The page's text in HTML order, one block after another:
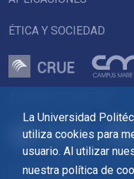
La Universidad
utiliza cookies para
usuario. Al utilizar
nuestra política de
Pza. del Cronista Isidoro Valverde
Edif. La Milagrosa
ÉTICA Y SOCIEDAD